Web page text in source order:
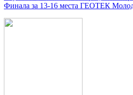
Финала за 13-16 места ГЕОТЕК